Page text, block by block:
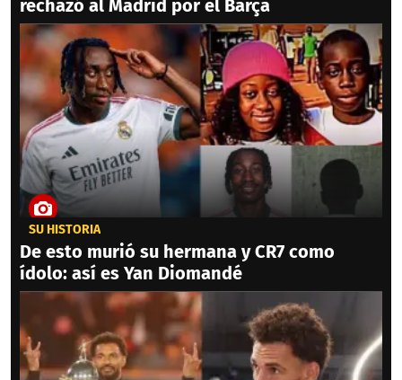
rechazó al Madrid por el Barça
SU HISTORIA
De esto murió su hermana y CR7 como
ídolo: así es Yan Diomandé